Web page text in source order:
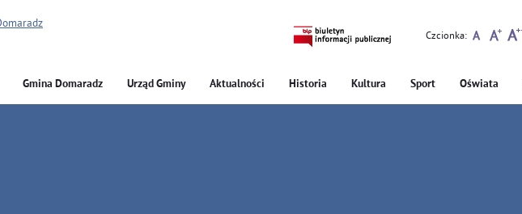
Czcionka:
Gmina Domaradz Urząd Gminy Aktualności Historia Kultura Sport Oświata